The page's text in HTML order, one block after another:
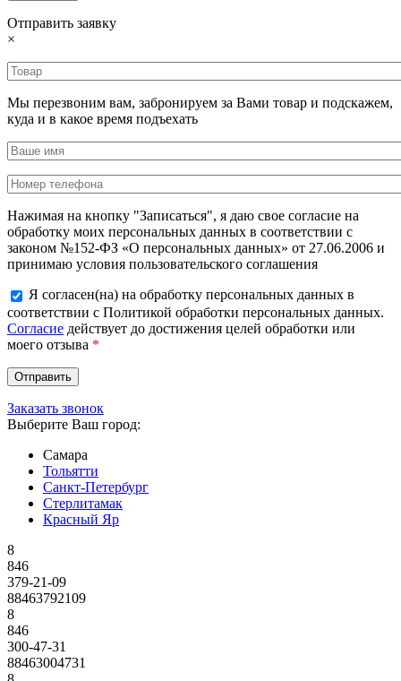
Отправить заявку
×
Мы перезвоним вам, забронируем за Вами товар и подскажем,
куда и в какое время подъехать
Нажимая на кнопку "Записаться", я даю свое согласие на
обработку моих персональных данных в соответствии с
законом №152-ФЗ «О персональных данных» от 27.06.2006 и
принимаю условия пользовательского соглашения
Я согласен(на) на обработку персональных данных в
соответствии с Политикой обработки персональных данных.
Согласие действует до достижения целей обработки или
моего отзыва *
Заказать звонок
Выберите Ваш город:
Самара
Тольятти
Санкт-Петербург
Стерлитамак
Красный Яр
8
846
379-21-09
88463792109
8
846
300-47-31
88463004731